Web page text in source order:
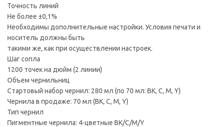
Точность линий
Не более ±0,1%
Необходимы дополнительные настройки. Условия печати и
носитель должны быть
такими же, как при осуществлении настроек.
Шаг сопла
1200 точек на дюйм (2 линии)
Объем чернильниц
Стартовый набор чернил: 280 мл (по 70 мл: BK, C, M, Y)
Чернила в продаже: 70 мл (BK, C, M, Y)
Тип чернил
Пигментные чернила: 4-цветные BK/C/M/Y